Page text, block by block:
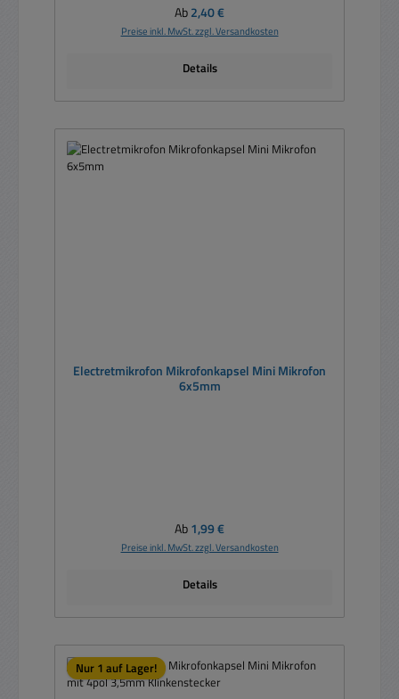
Regulärer Preis:
Ab2,40 €
Preise inkl. MwSt. zzgl. Versandkosten
Details
Electretmikrofon Mikrofonkapsel Mini Mikrofon
6x5mm
Regulärer Preis:
Ab1,99 €
Preise inkl. MwSt. zzgl. Versandkosten
Details
Nur 1 auf Lager!